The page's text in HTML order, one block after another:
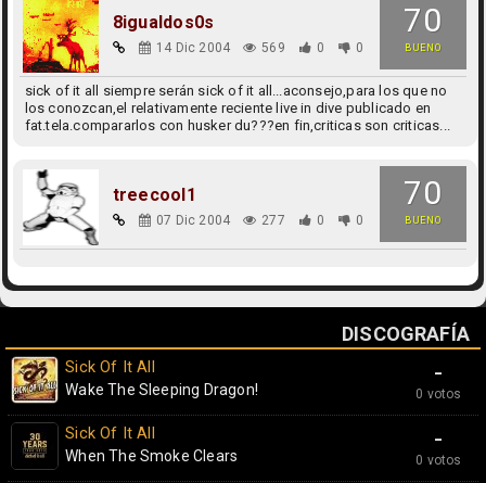
70
BUENO
8igualdos0s
14 Dic 2004 569 0 0
sick of it all siempre serán sick of it all...aconsejo,para los que no
los conozcan,el relativamente reciente live in dive publicado en
fat.tela.compararlos con husker du???en fin,criticas son criticas...
70
BUENO
treecool1
07 Dic 2004 277 0 0
DISCOGRAFÍA
-
0 votos
Sick Of It All
Wake The Sleeping Dragon!
-
0 votos
Sick Of It All
When The Smoke Clears